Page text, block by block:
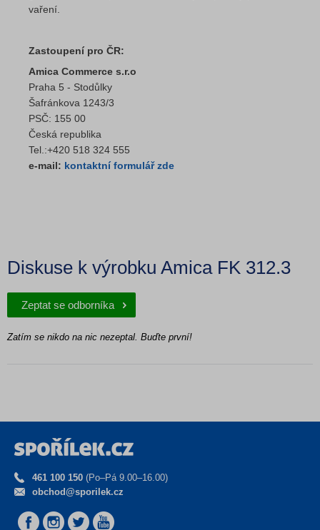
vaření.
Zastoupení pro ČR:
Amica Commerce s.r.o
Praha 5 - Stodůlky
Šafránkova 1243/3
PSČ: 155 00
Česká republika
Tel.:+420 518 324 555
e-mail: kontaktní formulář zde
Diskuse k výrobku Amica FK 312.3
Zeptat se odborníka
Zatím se nikdo na nic nezeptal. Buďte první!
461 100 150 (Po–Pá 9.00–16.00)
obchod@sporilek.cz